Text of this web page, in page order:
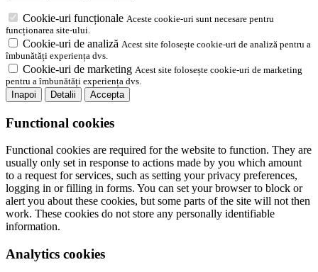
Cookie-uri funcționale Aceste cookie-uri sunt necesare pentru
funcționarea site-ului.
Cookie-uri de analiză Acest site folosește cookie-uri de analiză pentru a
îmbunătăți experiența dvs.
Cookie-uri de marketing Acest site folosește cookie-uri de marketing
pentru a îmbunătăți experiența dvs.
Inapoi
Detalii Accepta
Functional cookies
Functional cookies are required for the website to function. They are
usually only set in response to actions made by you which amount
to a request for services, such as setting your privacy preferences,
logging in or filling in forms. You can set your browser to block or
alert you about these cookies, but some parts of the site will not then
work. These cookies do not store any personally identifiable
information.
Analytics cookies